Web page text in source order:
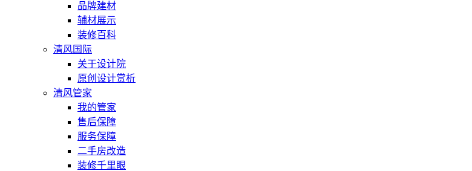
品牌建材
辅材展示
装修百科
清风国际
关于设计院
原创设计赏析
清风管家
我的管家
售后保障
服务保障
二手房改造
装修千里眼